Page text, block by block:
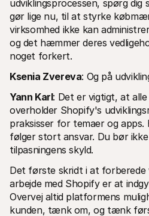
udviklingsprocessen, spørg dig
gør lige nu, til at styrke
virksomhed ikke kan
og det hæmmer deres
noget forkert.
Ksenia Zvereva: Og på
Yann Karl: Det er vigtigt, at
overholder Shopify's
praksisser for temaer og
følger stort ansvar. Du bør
tilpasningens skyld.
Det første skridt i at forberede
arbejde med Shopify er at
Overvej altid platformens
kunden, tænk om, og tænk